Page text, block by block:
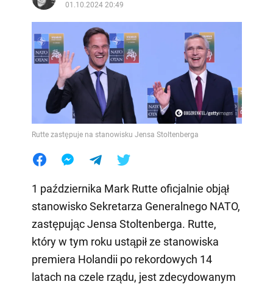
01.10.2024 20:49
Rutte zastępuje na stanowisku Jensa Stoltenberga
1 października Mark Rutte oficjalnie objął
stanowisko Sekretarza Generalnego NATO,
zastępując Jensa Stoltenberga. Rutte,
który w tym roku ustąpił ze stanowiska
premiera Holandii po rekordowych 14
latach na czele rządu, jest zdecydowanym